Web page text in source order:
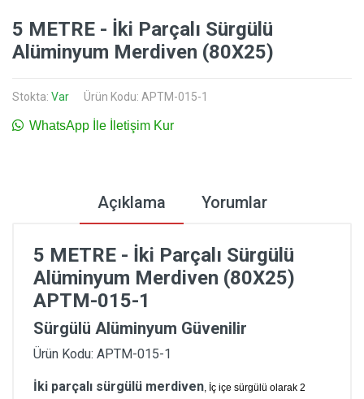
5 METRE - İki Parçalı Sürgülü
Alüminyum Merdiven (80X25)
Stokta: Var Ürün Kodu: APTM-015-1
WhatsApp İle İletişim Kur
Açıklama Yorumlar
5 METRE - İki Parçalı Sürgülü
Alüminyum Merdiven (80X25)
APTM-015-1
Sürgülü Alüminyum Güvenilir
Ürün Kodu: APTM-015-1
İki parçalı sürgülü merdiven, İç içe sürgülü olarak 2